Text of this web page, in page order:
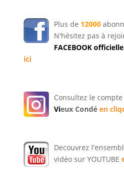
Plus de 12000
N'hésitez pas à
FACEBOOK
ici
Consultez le compte
Vieux Condé en
Decouvrez
vidéo sur YOUTUBE